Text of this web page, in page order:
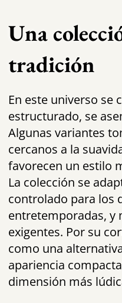
Una
tradición
En este universo se
estructurado, se
Algunas variantes
cercanos a la
favorecen un estilo
La colección se
controlado para los
entretemporadas, y
exigentes. Por su
como una
apariencia
dimensión más